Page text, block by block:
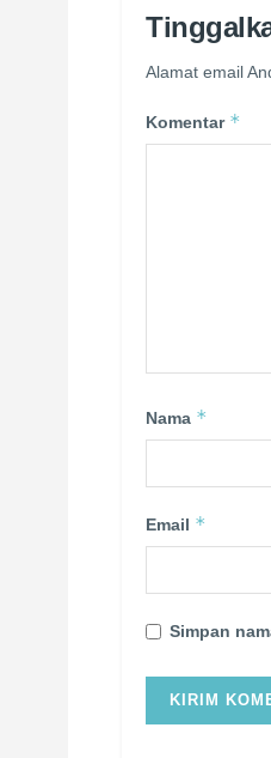
Alamat email
Komentar *
Nama *
Email *
Simpan